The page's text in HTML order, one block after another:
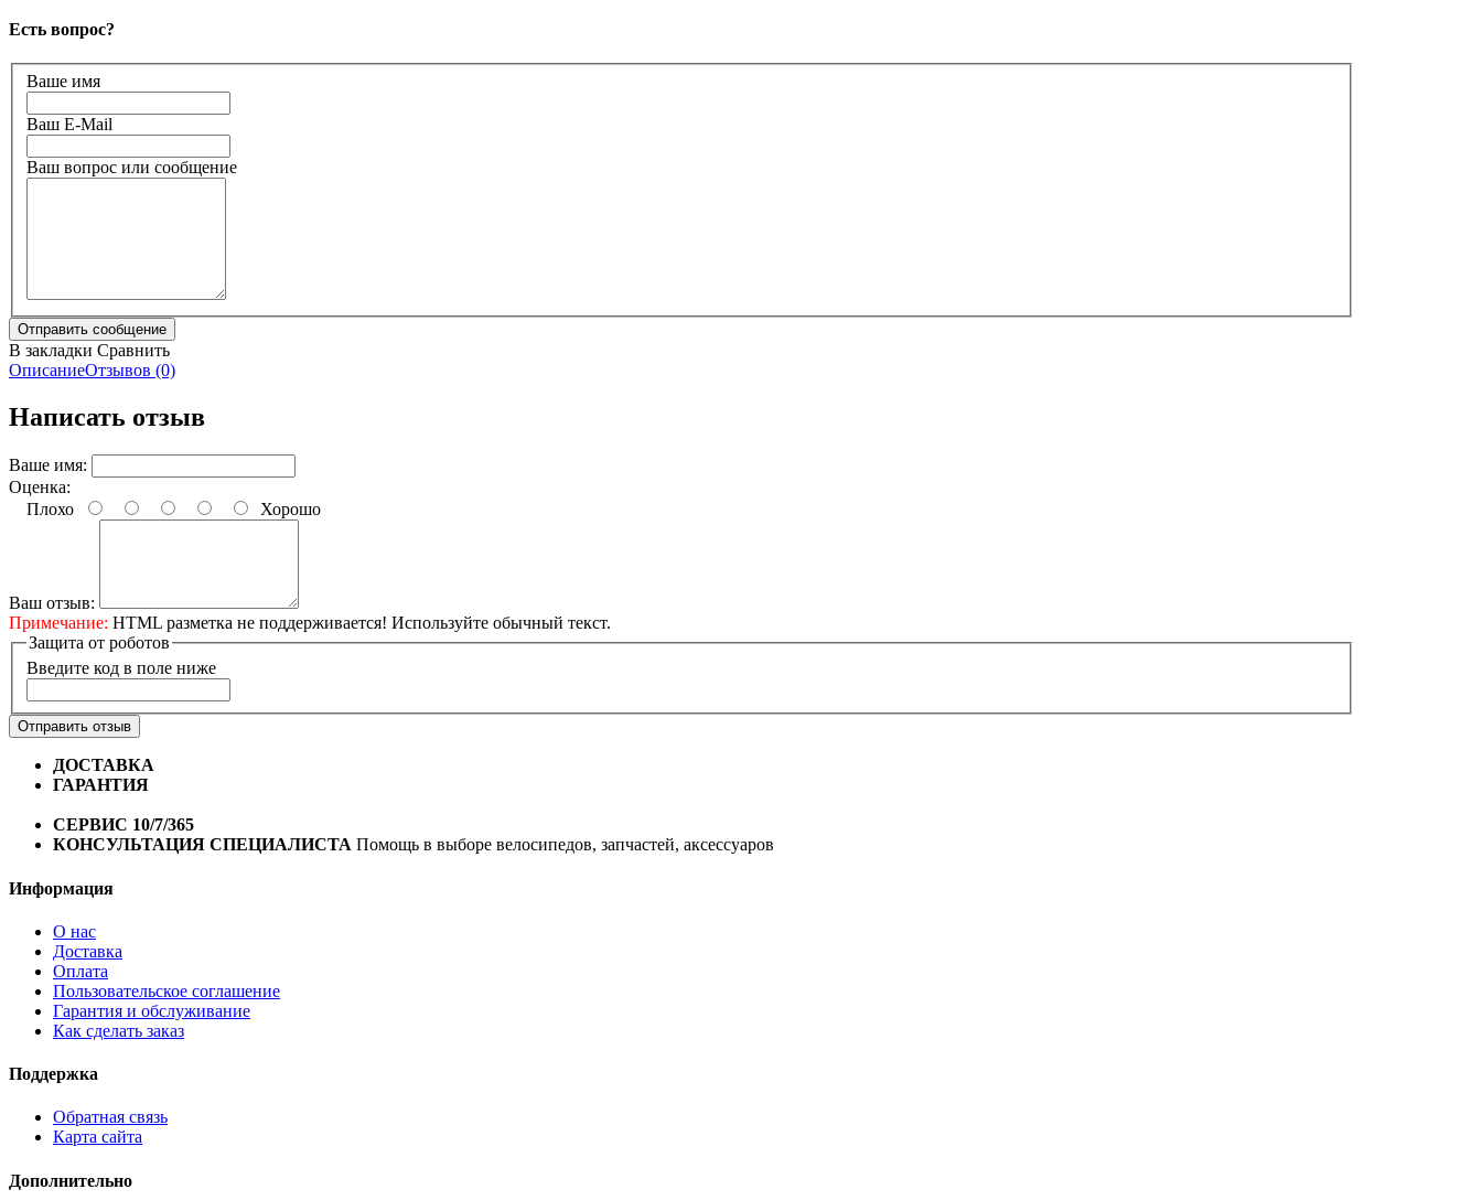
Есть вопрос?
Ваше имя
Ваш E-Mail
Ваш вопрос или сообщение
В закладки Сравнить
ОписаниеОтзывов (0)
Написать отзыв
Ваше имя:
Оценка:
Плохо
Хорошо
Ваш отзыв:
Примечание: HTML разметка не поддерживается! Используйте обычный текст.
Защита от роботов
Введите код в поле ниже
Отправить отзыв
ДОСТАВКА
ГАРАНТИЯ
СЕРВИС 10/7/365
КОНСУЛЬТАЦИЯ СПЕЦИАЛИСТА Помощь в выборе велосипедов, запчастей, аксессуаров
Информация
О нас
Доставка
Оплата
Пользовательское соглашение
Гарантия и обслуживание
Как сделать заказ
Поддержка
Обратная связь
Карта сайта
Дополнительно